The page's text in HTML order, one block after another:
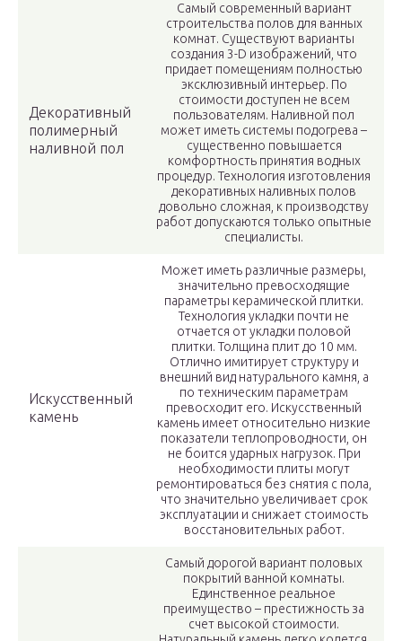
Декоративный
полимерный
наливной пол
Самый современный вариант
строительства полов для ванных
комнат. Существуют варианты
создания 3-D изображений, что
придает помещениям полностью
эксклюзивный интерьер. По
стоимости доступен не всем
пользователям. Наливной пол
может иметь системы подогрева –
существенно повышается
комфортность принятия водных
процедур. Технология изготовления
декоративных наливных полов
довольно сложная, к производству
работ допускаются только опытные
специалисты.
Искусственный
камень
Может иметь различные размеры,
значительно превосходящие
параметры керамической плитки.
Технология укладки почти не
отчается от укладки половой
плитки. Толщина плит до 10 мм.
Отлично имитирует структуру и
внешний вид натурального камня, а
по техническим параметрам
превосходит его. Искусственный
камень имеет относительно низкие
показатели теплопроводности, он
не боится ударных нагрузок. При
необходимости плиты могут
ремонтироваться без снятия с пола,
что значительно увеличивает срок
эксплуатации и снижает стоимость
восстановительных работ.
Самый дорогой вариант половых
покрытий ванной комнаты.
Единственное реальное
преимущество – престижность за
счет высокой стоимости.